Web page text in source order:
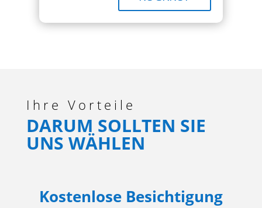
Ihre Vorteile
DARUM SOLLTEN SIE
UNS WÄHLEN
Kostenlose Besichtigung